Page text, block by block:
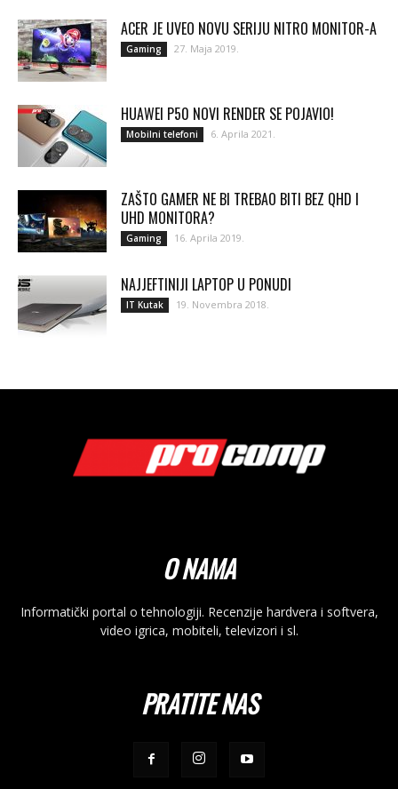
ACER JE UVEO NOVU SERIJU NITRO MONITOR-A
Gaming 27. Maja 2019.
HUAWEI P50 NOVI RENDER SE POJAVIO!
Mobilni telefoni 6. Aprila 2021.
ZAŠTO GAMER NE BI TREBAO BITI BEZ QHD I
UHD MONITORA?
Gaming 16. Aprila 2019.
NAJJEFTINIJI LAPTOP U PONUDI
IT Kutak 19. Novembra 2018.
O NAMA
Informatički portal o tehnologiji. Recenzije hardvera i softvera,
video igrica, mobiteli, televizori i sl.
PRATITE NAS